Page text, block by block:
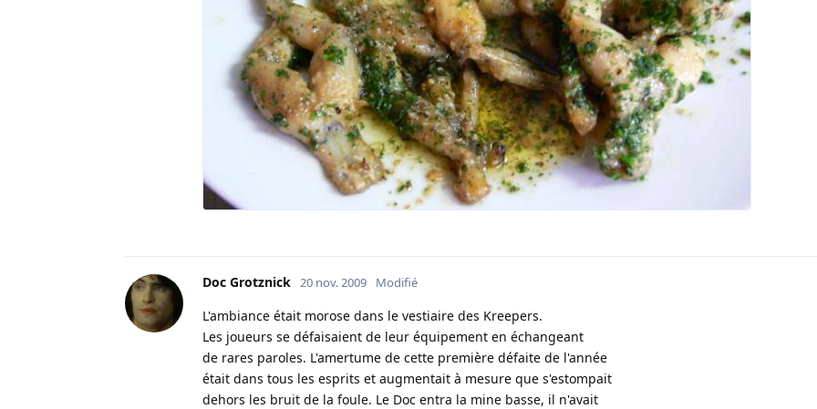
Doc Grotznick 20 nov. 2009 Modifié
L'ambiance était morose dans le vestiaire des Kreepers.
Les joueurs se défaisaient de leur équipement en échangeant
de rares paroles. L'amertume de cette première défaite de l'année
était dans tous les esprits et augmentait à mesure que s'estompait
dehors les bruit de la foule. Le Doc entra la mine basse, il n'avait